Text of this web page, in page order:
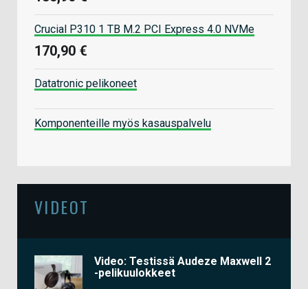
Crucial P310 1 TB M.2 PCI Express 4.0 NVMe
170,90 €
Datatronic pelikoneet
Komponenteille myös kasauspalvelu
VIDEOT
Video: Testissä Audeze Maxwell 2
-pelikuulokkeet